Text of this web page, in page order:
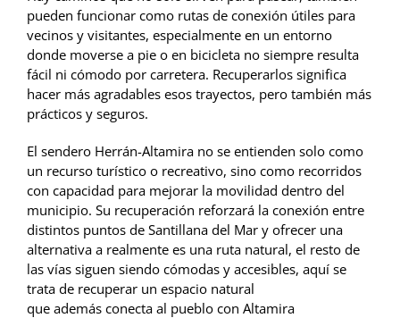
pueden funcionar como rutas de conexión útiles para
vecinos y visitantes, especialmente en un entorno
donde moverse a pie o en bicicleta no siempre resulta
fácil ni cómodo por carretera. Recuperarlos significa
hacer más agradables esos trayectos, pero también más
prácticos y seguros.
El sendero Herrán-Altamira no se entienden solo como
un recurso turístico o recreativo, sino como recorridos
con capacidad para mejorar la movilidad dentro del
municipio. Su recuperación reforzará la conexión entre
distintos puntos de Santillana del Mar y ofrecer una
alternativa a realmente es una ruta natural, el resto de
las vías siguen siendo cómodas y accesibles, aquí se
trata de recuperar un espacio natural
que además conecta al pueblo con Altamira